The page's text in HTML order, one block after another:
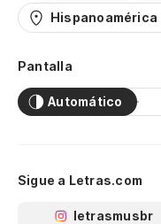
Hispanoamérica
Pantalla
Automático
Sigue a Letras.com
letrasmusbr